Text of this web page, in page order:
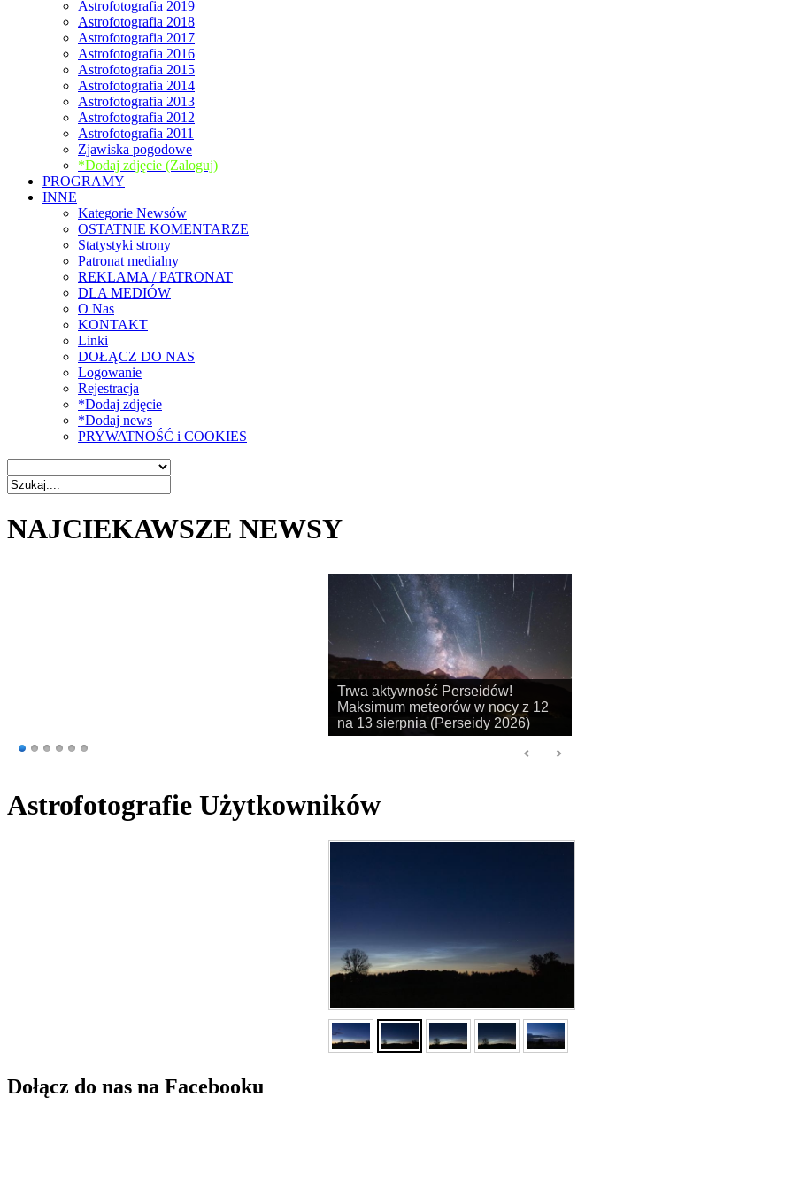
Astrofotografia 2019
Astrofotografia 2018
Astrofotografia 2017
Astrofotografia 2016
Astrofotografia 2015
Astrofotografia 2014
Astrofotografia 2013
Astrofotografia 2012
Astrofotografia 2011
Zjawiska pogodowe
*Dodaj zdjęcie (Zaloguj)
PROGRAMY
INNE
Kategorie Newsów
OSTATNIE KOMENTARZE
Statystyki strony
Patronat medialny
REKLAMA / PATRONAT
DLA MEDIÓW
O Nas
KONTAKT
Linki
DOŁĄCZ DO NAS
Logowanie
Rejestracja
*Dodaj zdjęcie
*Dodaj news
PRYWATNOŚĆ i COOKIES
NAJCIEKAWSZE NEWSY
Trwa aktywność Perseidów!
Maksimum meteorów w nocy z 12
na 13 sierpnia (Perseidy 2026)
Astrofotografie Użytkowników
Dołącz do nas na Facebooku